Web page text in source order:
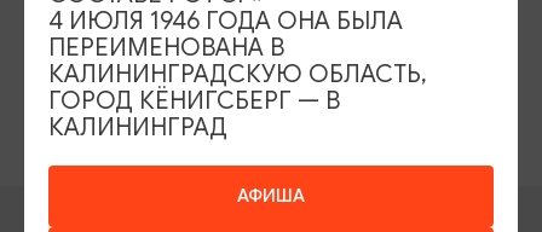
Взрослый - 3190 руб.
Льготный - 3150 руб.
Дополнительно оплачивается: экосбор - 400 руб.
(только взрослые), переправа на пароме - 210 руб.
АФИША
4 ИЮЛЯ 1946 ГОДА ОНА БЫЛА
ПЕРЕИМЕНОВАНА В
КАЛИНИНГРАДСКУЮ ОБЛАСТЬ,
ГОРОД КЁНИГСБЕРГ — В
КАЛИНИНГРАД